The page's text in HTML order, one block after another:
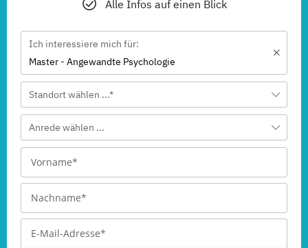
Alle Infos auf einen Blick
Ich interessiere mich für:
Master - Angewandte Psychologie
Standort wählen ...*
Anrede wählen ...